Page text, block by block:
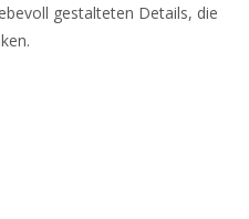
gestalteten Details, die